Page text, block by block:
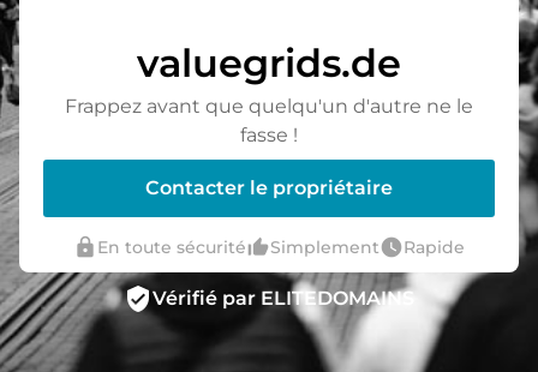
valuegrids.de
Frappez avant que quelqu'un d'autre ne le
fasse !
Contacter le propriétaire
lock En toute sécuritéthumb_up_altSimplementwatch_laterRapide
verified_userVérifié par ELITEDOMAINS